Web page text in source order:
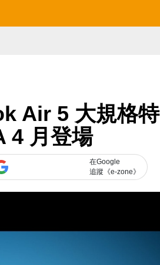
Air 5 大規格特
4 月登場
在Google
追蹤《e-zone》